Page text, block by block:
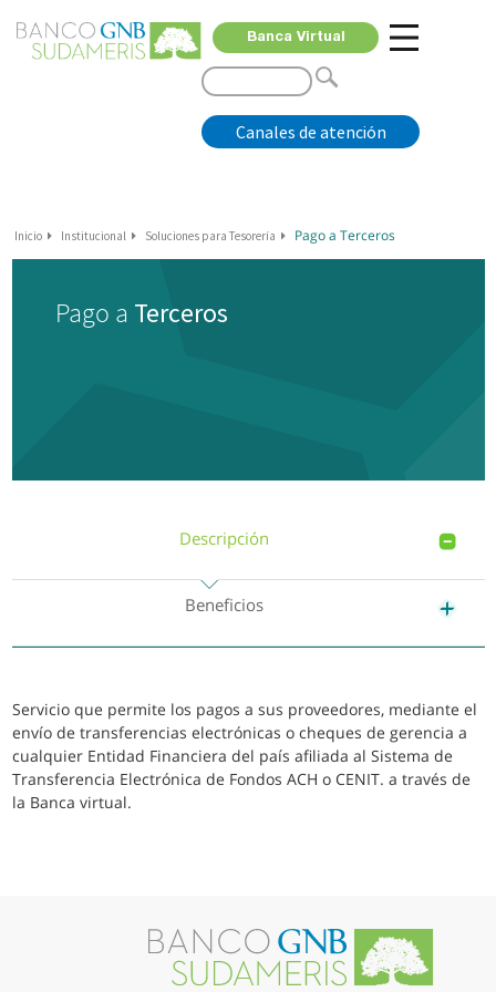
Canales de atención
Banca Virtual
Inicio Institucional Soluciones para Tesorería Pago a Terceros
Pago a Terceros
Descripción
Beneficios
Servicio que permite los pagos a sus proveedores, mediante el
envío de transferencias electrónicas o cheques de gerencia a
cualquier Entidad Financiera del país afiliada al Sistema de
Transferencia Electrónica de Fondos ACH o CENIT. a través de
la Banca virtual.